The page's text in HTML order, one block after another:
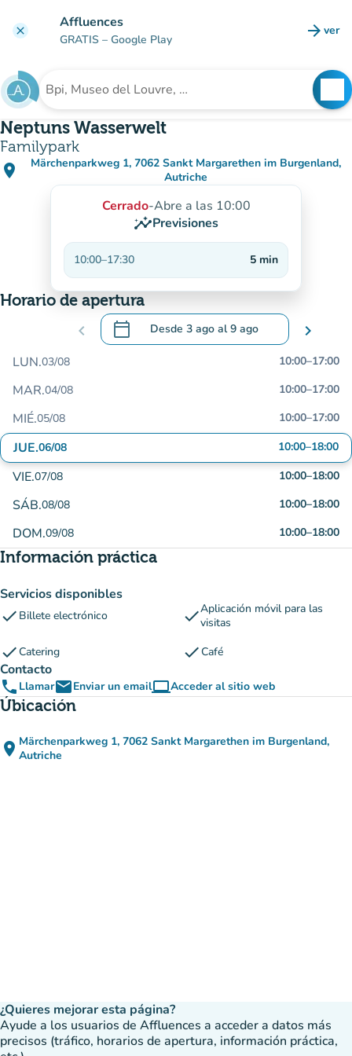
clear Affluences
GRATIS – Google Play arrow_forward ver
Buscar un establecimiento
Neptuns Wasserwelt
Familypark
place
Märchenparkweg 1, 7062 Sankt Margarethen im Burgenland,
Autriche
(abrir en Google Maps)
(nueva pestaña)
Cerrado-Abre a las 10:00
insightsPrevisiones
10:00–17:30 5 min
Horario de apertura
chevron_left calendar_today Desde 3 ago al9 ago
.Abra el calendario para cambiar las
chevron_right
LUN.03/08 10:00–17:00
MAR.04/08 10:00–17:00
MIÉ.05/08 10:00–17:00
JUE.06/08 10:00–18:00
VIE.07/08 10:00–18:00
SÁB.08/08 10:00–18:00
DOM.09/08 10:00–18:00
Información práctica
Servicios disponibles
check Billete electrónico checkAplicación móvil para las
visitas
checkCatering checkCafé
Contacto
phone LlamaremailEnviar un emailcomputerAcceder al sitio web
(nueva pestaña)
Úbicación
place Märchenparkweg 1, 7062 Sankt Margarethen im Burgenland,
Autriche
¿Quieres mejorar esta página?
Ayude a los usuarios de Affluences a acceder a datos más
precisos (tráfico, horarios de apertura, información práctica,